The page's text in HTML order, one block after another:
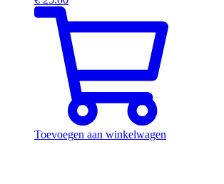
Toevoegen aan winkelwagen